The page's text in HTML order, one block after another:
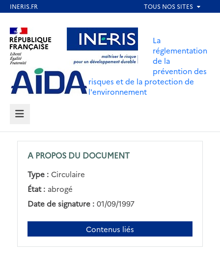
contenu
principal
Aller au contenu Aller au menu
Aller au pied de page
La
réglementation
de la
prévention des
risques et de la protection de
l'environnement
MENU
A PROPOS DU DOCUMENT
Type : Circulaire
État : abrogé
Date de signature : 01/09/1997
Contenus liés